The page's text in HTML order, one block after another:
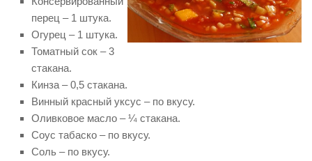
перец – 1 штука.
Огурец – 1 штука.
Томатный сок – 3
стакана.
Кинза – 0,5 стакана.
Винный красный уксус – по вкусу.
Оливковое масло – ¼ стакана.
Соус табаско – по вкусу.
Соль – по вкусу.